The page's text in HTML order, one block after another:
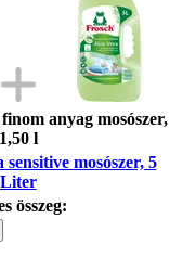
anyag mosószer,
1,50 l
mosószer, 5
Liter
összeg: